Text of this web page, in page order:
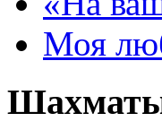
Моя
Шахматы